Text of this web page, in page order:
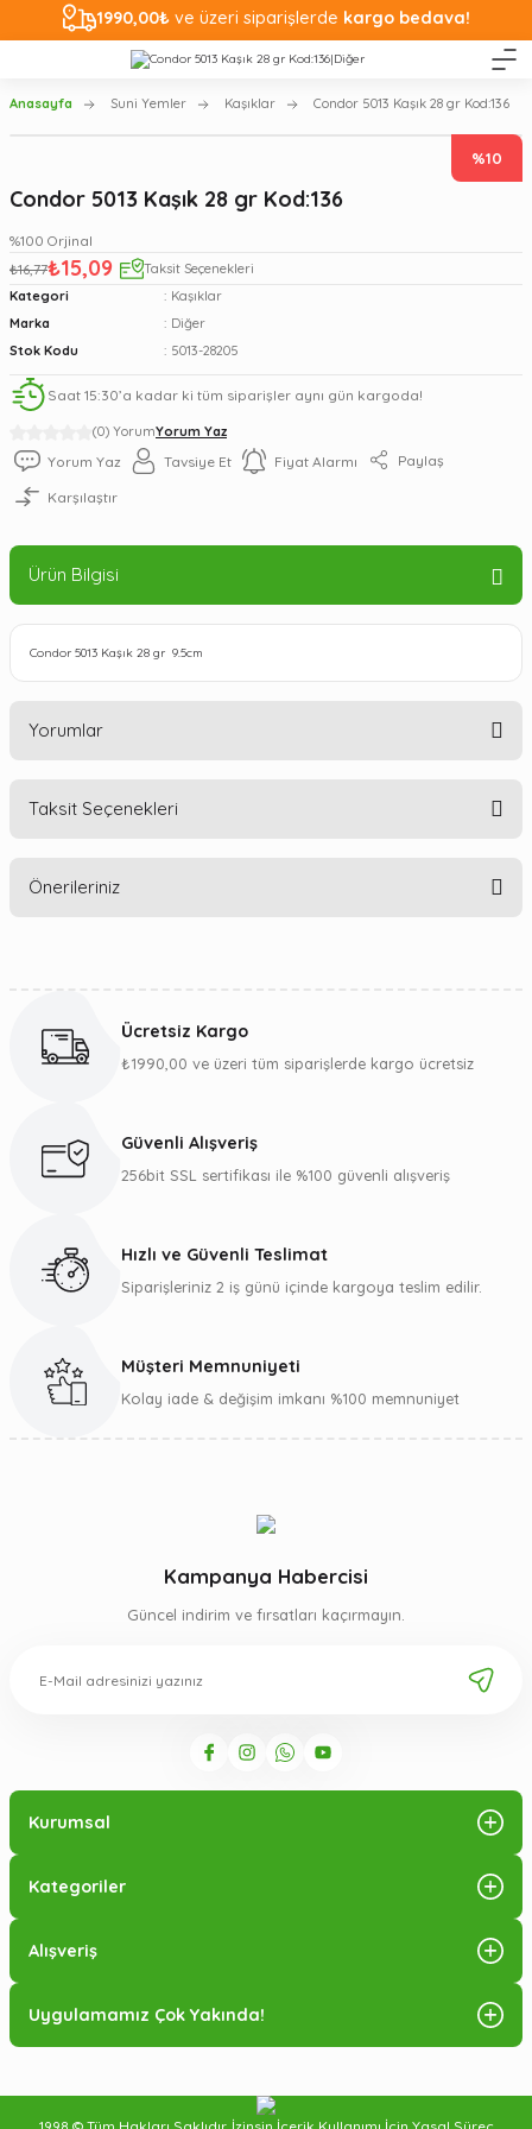
1990,00₺ ve üzeri siparişlerde kargo bedava!
Anasayfa Suni Yemler Kaşıklar Condor 5013 Kaşık 28 gr Kod:136
%10
(0) YorumYorum Yaz
Condor 5013 Kaşık 28 gr Kod:136
%100 Orjinal
₺16,77₺15,09
Taksit Seçenekleri
Kategori
Kaşıklar
Marka
Diğer
Stok Kodu
5013-28205
Saat 15:30’a kadar ki tüm siparişler aynı gün kargoda!
Yorum Yaz Tavsiye Et Fiyat Alarmı Paylaş
Karşılaştır
Ürün Bilgisi
Condor 5013 Kaşık 28 gr 9.5cm
Yorumlar
Taksit Seçenekleri
Önerileriniz
Görüş ve önerileriniz için teşekkür ederiz.
Ürün bilgilerinde hatalar bulunuyor.
Gönder
Ücretsiz Kargo
₺1990,00 ve üzeri tüm siparişlerde kargo ücretsiz
Güvenli Alışveriş
256bit SSL sertifikası ile %100 güvenli alışveriş
Hızlı ve Güvenli Teslimat
Siparişleriniz 2 iş günü içinde kargoya teslim edilir.
Müşteri Memnuniyeti
Kolay iade & değişim imkanı %100 memnuniyet
Kampanya Habercisi
Güncel indirim ve fırsatları kaçırmayın.
Kurumsal
Kategoriler
Alışveriş
Uygulamamız Çok Yakında!